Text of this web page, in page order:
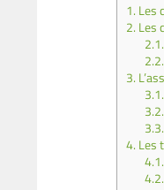
1. Les
2. Les
2.1.
2.2.
3.
3.1.
3.2.
3.3.
4. Les
4.1.
4.2.